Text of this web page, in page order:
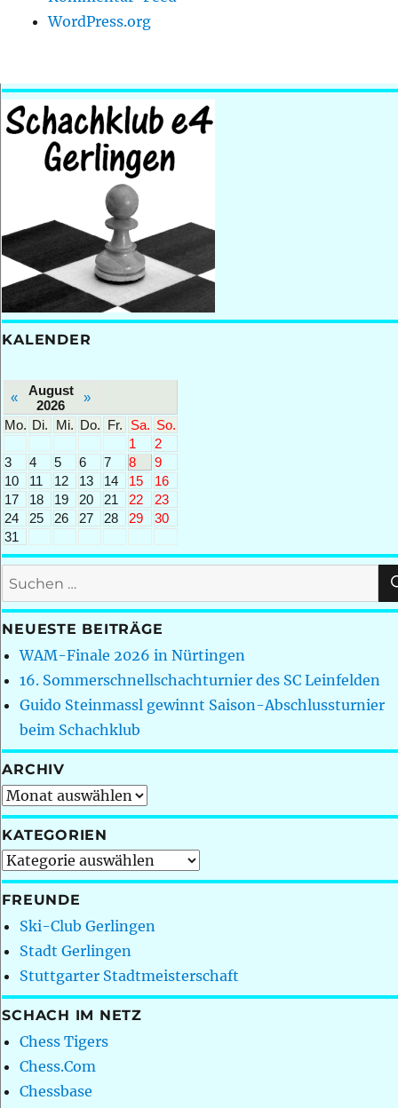
WordPress.org
KALENDER
«
August
2026
»
Mo. Di. Mi. Do. Fr. Sa. So.
1
2
3
4 5 6 7 8
9
10
11 12 13 14 15
16
17
18 19 20 21 22
23
24
25 26 27 28 29
30
31
Suchen
nach:
NEUESTE BEITRÄGE
WAM-Finale 2026 in Nürtingen
16. Sommerschnellschachturnier des SC Leinfelden
Guido Steinmassl gewinnt Saison-Abschlussturnier
beim Schachklub
ARCHIV
Archiv
KATEGORIEN
Kategorien
FREUNDE
Ski-Club Gerlingen
Stadt Gerlingen
Stuttgarter Stadtmeisterschaft
SCHACH IM NETZ
Chess Tigers
Chess.Com
Chessbase